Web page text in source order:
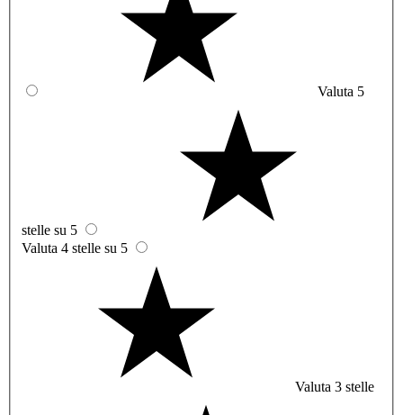
Valuta 5
stelle su 5
Valuta 4 stelle su 5
Valuta 3 stelle